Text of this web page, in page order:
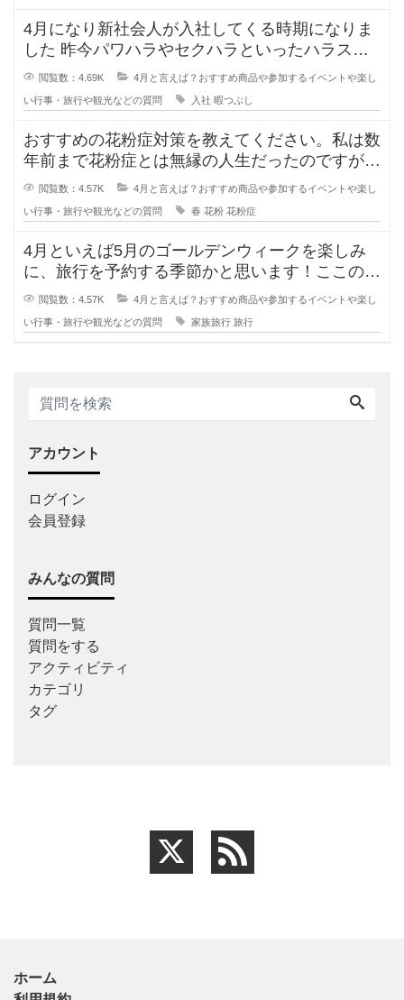
4月になり新社会人が入社してくる時期になりま
した 昨今パワハラやセクハラといったハラスメ
ントが問題になり、昔より新
閲覧数：4.69K 4月と言えば？おすすめ商品や参加するイベントや楽し
い行事・旅行や観光などの質問 入社 暇つぶし
おすすめの花粉症対策を教えてください。私は数
年前まで花粉症とは無縁の人生だったのですが、
ここ1、2年で急激に症状が出てき
閲覧数：4.57K 4月と言えば？おすすめ商品や参加するイベントや楽し
い行事・旅行や観光などの質問 春 花粉 花粉症
4月といえば5月のゴールデンウィークを楽しみ
に、旅行を予約する季節かと思います！ここのと
ころコロナ禍で旅行に行けていなか
閲覧数：4.57K 4月と言えば？おすすめ商品や参加するイベントや楽し
い行事・旅行や観光などの質問 家族旅行 旅行
アカウント
ログイン
会員登録
みんなの質問
質問一覧
質問をする
アクティビティ
カテゴリ
タグ
ホーム